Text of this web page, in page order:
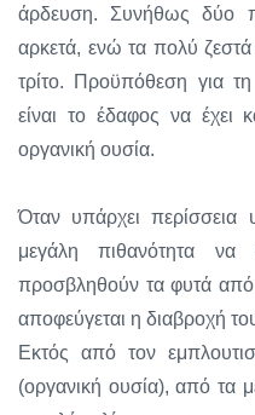
άρδευση. Συνήθως δύο
αρκετά, ενώ τα πολύ ζεστά
τρίτο. Προϋπόθεση για
είναι το έδαφος να έχει
οργανική ουσία.
Όταν υπάρχει περίσσεια
μεγάλη πιθανότητα
προσβληθούν τα φυτά από
αποφεύγεται η διαβροχή
Εκτός από τον
(οργανική ουσία), από τα